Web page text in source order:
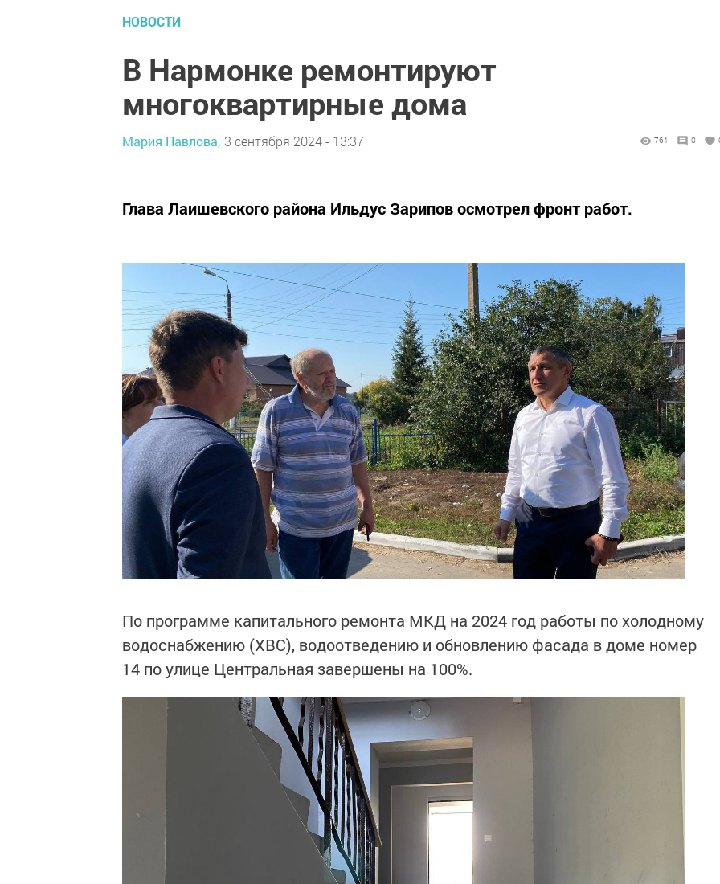
НОВОСТИ
В Нармонке ремонтируют
многоквартирные дома
Мария Павлова, 3 сентября 2024 - 13:37 761 0
Глава Лаишевского района Ильдус Зарипов осмотрел фронт работ.
По программе капитального ремонта МКД на 2024 год работы по холодному
водоснабжению (ХВС), водоотведению и обновлению фасада в доме номер
14 по улице Центральная завершены на 100%.